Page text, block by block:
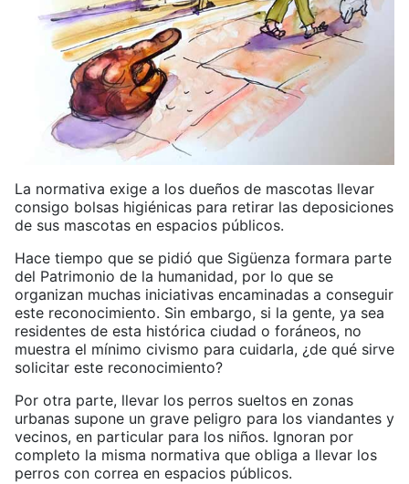
La normativa exige a los dueños de mascotas llevar
consigo bolsas higiénicas para retirar las deposiciones
de sus mascotas en espacios públicos.
Hace tiempo que se pidió que Sigüenza formara parte
del Patrimonio de la humanidad, por lo que se
organizan muchas iniciativas encaminadas a conseguir
este reconocimiento. Sin embargo, si la gente, ya sea
residentes de esta histórica ciudad o foráneos, no
muestra el mínimo civismo para cuidarla, ¿de qué sirve
solicitar este reconocimiento?
Por otra parte, llevar los perros sueltos en zonas
urbanas supone un grave peligro para los viandantes y
vecinos, en particular para los niños. Ignoran por
completo la misma normativa que obliga a llevar los
perros con correa en espacios públicos.